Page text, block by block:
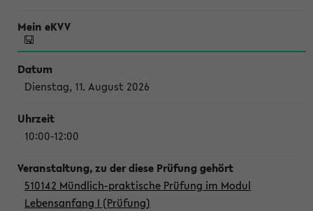
Dienstag, 11. August 2026
10:00-12:00
510142 Mündlich-praktische Prüfung im Modul
Lebensanfang I (Prüfung)